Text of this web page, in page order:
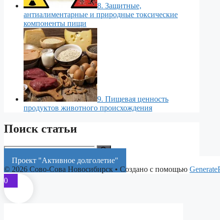
8. Защитные,
антиалиментарные и природные токсические
компоненты пищи
9. Пищевая ценность
продуктов животного происхождения
Поиск статьи
Поиск:
Проект "Активное долголетие"
© 2026 Сово-Сова Новосибирск • Создано с помощью
0